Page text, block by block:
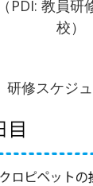
（PDI: 教員
校）
研修スケジ